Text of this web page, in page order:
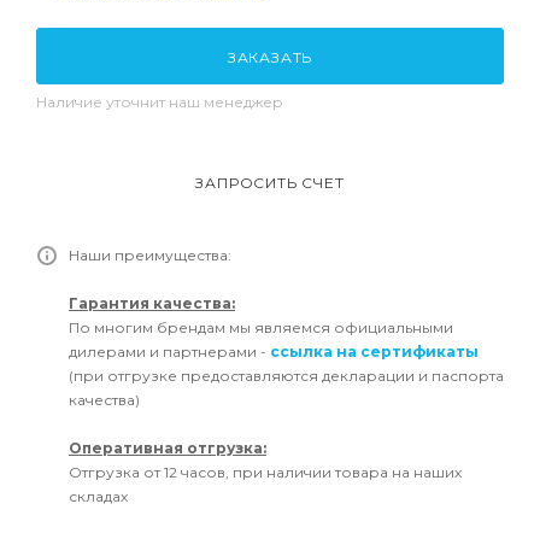
ЗАКАЗАТЬ
Наличие уточнит наш менеджер
ЗАПРОСИТЬ СЧЕТ
Наши преимущества:
Гарантия качества:
По многим брендам мы являемся официальными
дилерами и партнерами - ссылка на сертификаты
(при отгрузке предоставляются декларации и паспорта
качества)
Оперативная отгрузка:
Отгрузка от 12 часов, при наличии товара на наших
складах